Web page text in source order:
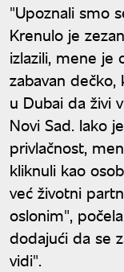
"Upoznali smo
Krenulo je
izlazili, mene je
zabavan
u Dubai da živi
Novi Sad. Iako
privlačnost,
kliknuli kao
već životni
oslonim",
dodajući da se
vidi".